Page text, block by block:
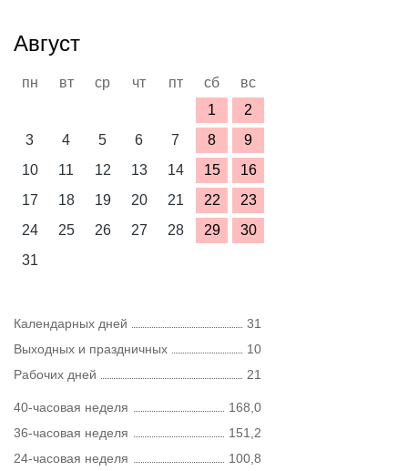
Август
пн вт ср чт пт сб
вс
1
2
3
4 5 6 7 8
9
10
11 12 13 14 15
16
17
18 19 20 21 22
23
24
25 26 27 28 29
30
31
Календарных дней
31
Выходных и праздничных
10
Рабочих дней
21
40-часовая неделя
168,0
36-часовая неделя
151,2
24-часовая неделя
100,8